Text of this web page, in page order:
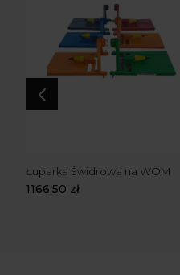
4
Łuparka Świdrowa na WOM
1166,50 zł